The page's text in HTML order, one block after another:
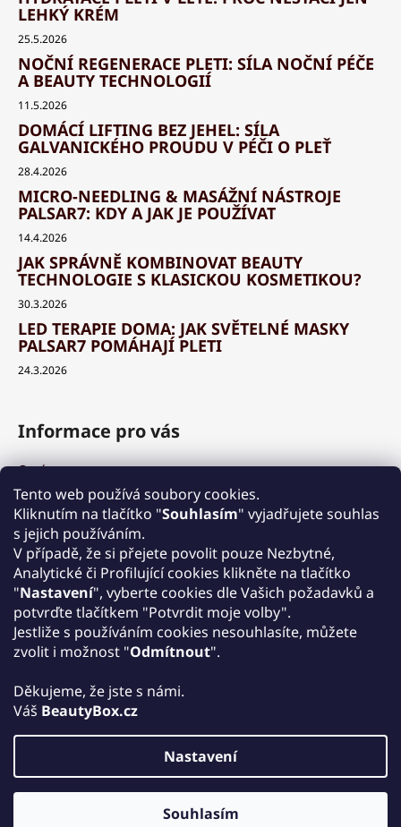
Tento web používá soubory cookies.
Kliknutím na tlačítko "Souhlasím" vyjadřujete souhlas
s jejich používáním.
V případě, že si přejete povolit pouze Nezbytné,
Analytické či Profilující cookies klikněte na tlačítko
"Nastavení", vyberte cookies dle Vašich požadavků a
potvrďte tlačítkem "Potvrdit moje volby".
Jestliže s používáním cookies nesouhlasíte, můžete
zvolit i možnost "Odmítnout".
Děkujeme, že jste s námi.
Váš BeautyBox.cz
Nastavení
Souhlasím
LEHKÝ KRÉM
25.5.2026
NOČNÍ REGENERACE PLETI: SÍLA NOČNÍ PÉČE
A BEAUTY TECHNOLOGIÍ
11.5.2026
DOMÁCÍ LIFTING BEZ JEHEL: SÍLA
GALVANICKÉHO PROUDU V PÉČI O PLEŤ
28.4.2026
MICRO-NEEDLING & MASÁŽNÍ NÁSTROJE
PALSAR7: KDY A JAK JE POUŽÍVAT
14.4.2026
JAK SPRÁVNĚ KOMBINOVAT BEAUTY
TECHNOLOGIE S KLASICKOU KOSMETIKOU?
30.3.2026
LED TERAPIE DOMA: JAK SVĚTELNÉ MASKY
PALSAR7 POMÁHAJÍ PLETI
24.3.2026
Informace pro vás
O nás
Výhody a garance
Množstevní slevy
Způsob nákupu a dopravy
Reklamace
Obchodní podmínky
Podmínky ochrany osobních údajů
Kontakt
Zpětný odběr elektrozařízení
Copyright 2026Beautybox.cz. Všechna práva vyhrazena.
Upravit nastavení cookies